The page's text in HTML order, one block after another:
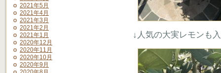
2021年5月
2021年4月
2021年3月
2021年2月
2021年1月
2020年12月
2020年11月
2020年10月
2020年9月
↓人気の大実レモンも